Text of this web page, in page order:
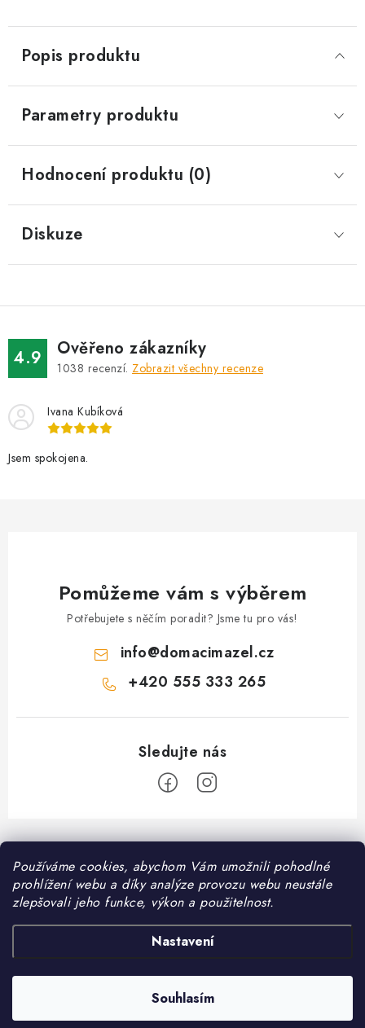
Používáme cookies, abychom Vám umožnili pohodlné
prohlížení webu a díky analýze provozu webu neustále
zlepšovali jeho funkce, výkon a použitelnost.
Nastavení
Souhlasím
Popis produktu
Parametry produktu
Hodnocení produktu (0)
Diskuze
4.9 Ověřeno zákazníky
1038 recenzí. Zobrazit všechny recenze
Ivana Kubíková
Jsem spokojena.
Pomůžeme vám s výběrem
Potřebujete s něčím poradit? Jsme tu pro vás!
info@domacimazel.cz
+420 555 333 265
Z
á
Informace pro vás
Kontakt
Možnosti dopravy
Hodnocení obchodu
Zásady zpracování osobních údajů
❤️ Oblíbené kategorie
DomaciMazel.cz. Všechna práva vyhrazena.